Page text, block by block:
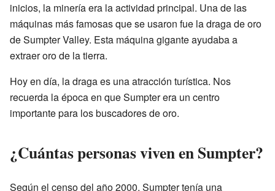
inicios, la minería era la actividad principal. Una de las
máquinas más famosas que se usaron fue la draga de oro
de Sumpter Valley. Esta máquina gigante ayudaba a
extraer oro de la tierra.
Hoy en día, la draga es una atracción turística. Nos
recuerda la época en que Sumpter era un centro
importante para los buscadores de oro.
¿Cuántas personas viven en Sumpter?
Según el censo del año 2000, Sumpter tenía una